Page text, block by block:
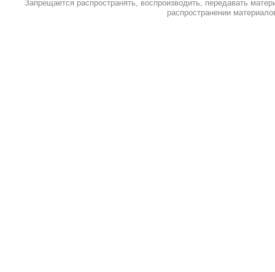
Запрещается распространять, воспроизводить, передавать
распространении